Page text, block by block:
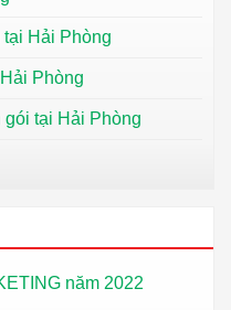
Hải Phòng
Phòng
gói tại Hải Phòng
năm 2022